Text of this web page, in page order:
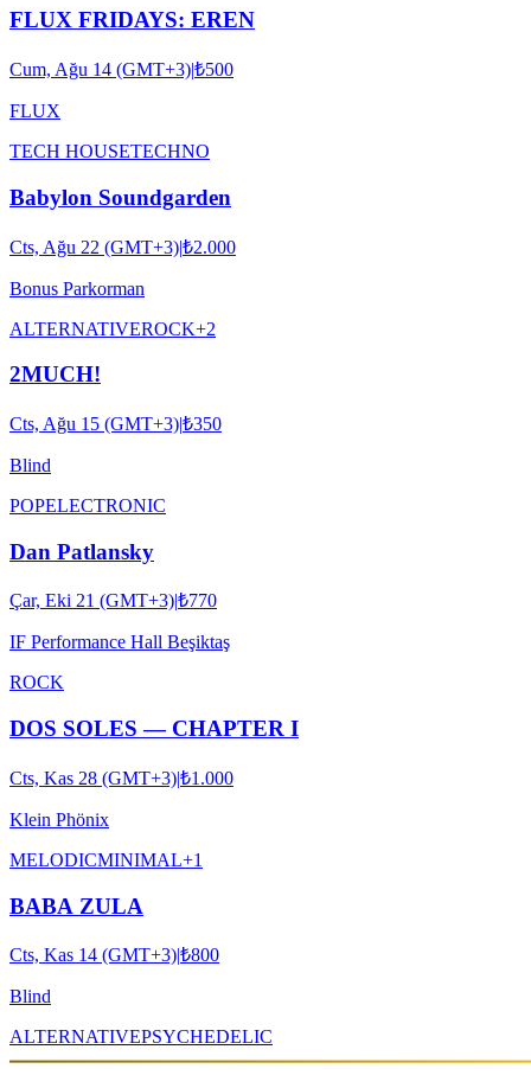
FLUX FRIDAYS: EREN
Cum, Ağu 14 (GMT+3)|₺500
FLUX
TECH HOUSETECHNO
Babylon Soundgarden
Cts, Ağu 22 (GMT+3)|₺2.000
Bonus Parkorman
ALTERNATIVEROCK+2
2MUCH!
Cts, Ağu 15 (GMT+3)|₺350
Blind
POPELECTRONIC
Dan Patlansky
Çar, Eki 21 (GMT+3)|₺770
IF Performance Hall Beşiktaş
ROCK
DOS SOLES — CHAPTER I
Cts, Kas 28 (GMT+3)|₺1.000
Klein Phönix
MELODICMINIMAL+1
BABA ZULA
Cts, Kas 14 (GMT+3)|₺800
Blind
ALTERNATIVEPSYCHEDELIC